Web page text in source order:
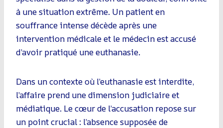
à une situation extrême. Un patient en
souffrance intense décède après une
intervention médicale et le médecin est accusé
d’avoir pratiqué une euthanasie.
Dans un contexte où l’euthanasie est interdite,
l’affaire prend une dimension judiciaire et
médiatique. Le cœur de l’accusation repose sur
un point crucial : l’absence supposée de